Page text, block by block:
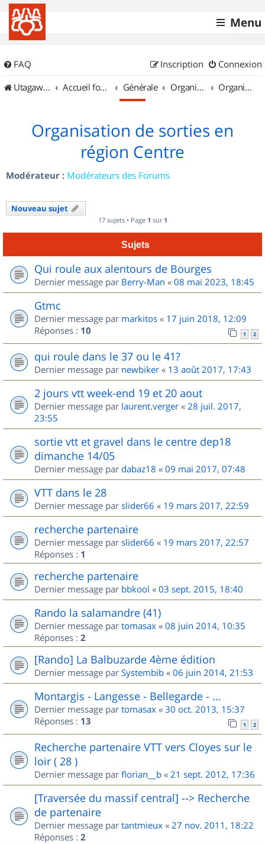
Menu
FAQ Connexion
Inscription
UtagawaVTT (Randos VTT et VTTAE avec traces GPS)
Accueil forum Générale Organisation de sorties & Recherche de partenaires Organisation de sorties en région Centre
Organisation de sorties en
région Centre
Modérateur : Modérateurs des Forums
Nouveau sujet
17 sujets • Page 1 sur 1
Sujets
Qui roule aux alentours de Bourges
Dernier message par Berry-Man « 08 mai 2023, 18:45
Gtmc
Dernier message par markitos « 17 juin 2018, 12:09
Réponses : 10 1 2
qui roule dans le 37 ou le 41?
Dernier message par newbiker « 13 août 2017, 17:43
2 jours vtt week-end 19 et 20 aout
Dernier message par laurent.verger « 28 juil. 2017,
23:55
sortie vtt et gravel dans le centre dep18
dimanche 14/05
Dernier message par dabaz18 « 09 mai 2017, 07:48
VTT dans le 28
Dernier message par slider66 « 19 mars 2017, 22:59
recherche partenaire
Dernier message par slider66 « 19 mars 2017, 22:57
Réponses : 1
recherche partenaire
Dernier message par bbkool « 03 sept. 2015, 18:40
Rando la salamandre (41)
Dernier message par tomasax « 08 juin 2014, 10:35
Réponses : 2
[Rando] La Balbuzarde 4ème édition
Dernier message par Systembib « 06 juin 2014, 21:53
Montargis - Langesse - Bellegarde - ...
Dernier message par tomasax « 30 oct. 2013, 15:37
Réponses : 13 1 2
Recherche partenaire VTT vers Cloyes sur le
loir ( 28 )
Dernier message par florian__b « 21 sept. 2012, 17:36
[Traversée du massif central] --> Recherche
de partenaire
Dernier message par tantmieux « 27 nov. 2011, 18:22
Réponses : 2